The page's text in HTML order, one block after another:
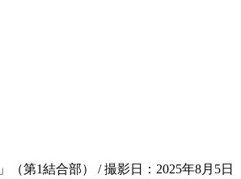
第1結合部） / 撮影日：2025年8月5日